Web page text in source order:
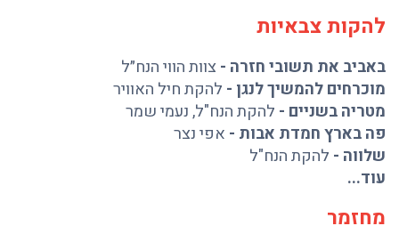
להקות צבאיות
באביב את תשובי חזרה -צוות הווי הנח״ל
מוכרחים להמשיך לנגן - להקת חיל האוויר
מטריה בשניים - להקת הנח"ל,נעמי שמר
פה בארץ חמדת אבות - אפי נצר
שלווה - להקת הנח"ל
עוד...
מחזמר